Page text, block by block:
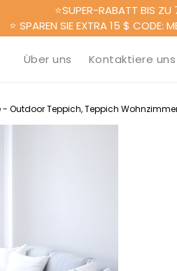
⭐SUPER-RABATT BIS ZU
⭐ SPAREN SIE EXTRA 15 $ CODE:
Über uns Kontaktiere uns
Outdoor Teppich, Teppich